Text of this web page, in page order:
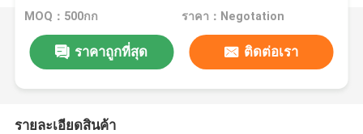
MOQ：500กก ราคา：Negotation
ราคาถูกที่สุด ติดต่อเรา
รายละเอียดสินค้า